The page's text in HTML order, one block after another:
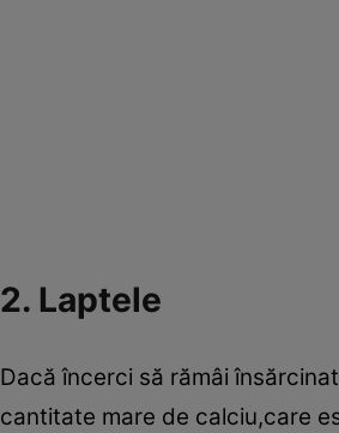
2. Laptele
Dacă încerci să rămâi
cantitate mare de calciu,care